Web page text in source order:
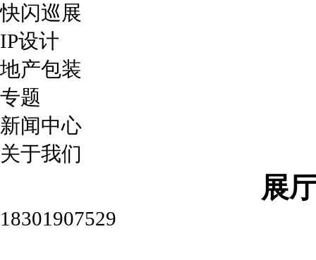
快闪巡展
IP设计
地产包装
专题
新闻中心
关于我们
展
18301907529